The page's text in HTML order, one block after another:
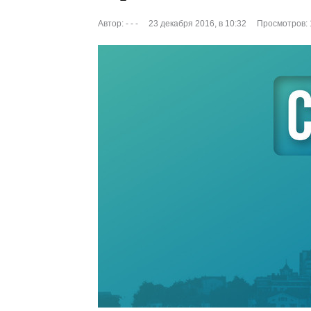
Автор: - - - 23 декабря 2016, в 10:32 Просмотров: